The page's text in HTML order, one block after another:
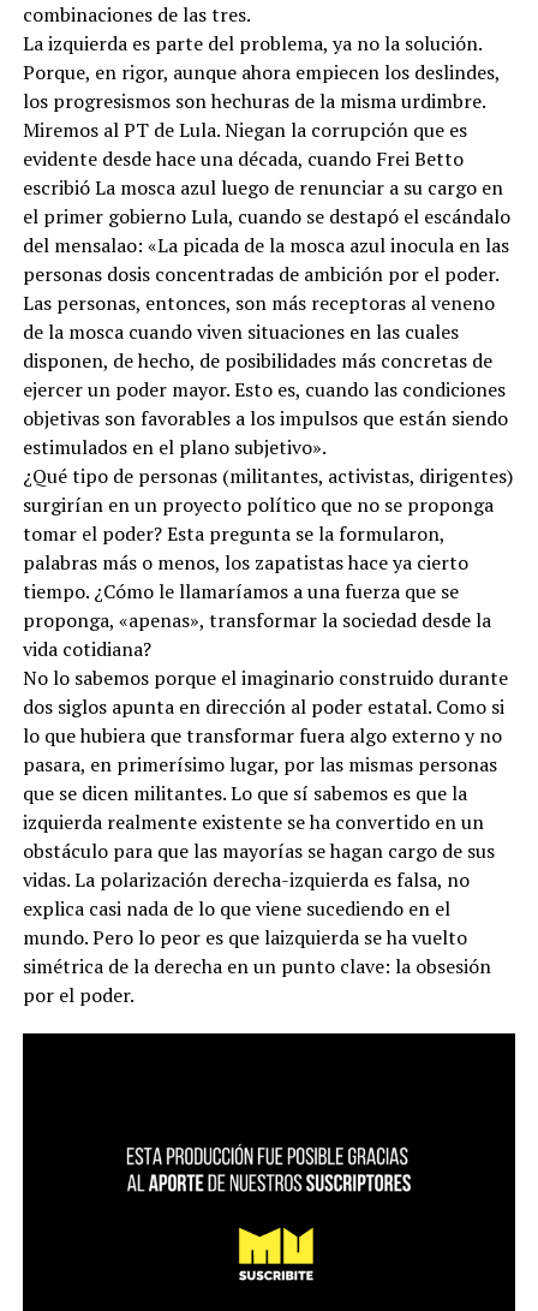
combinaciones de las tres.
La izquierda es parte del problema, ya no la solución.
Porque, en rigor, aunque ahora empiecen los deslindes,
los progresismos son hechuras de la misma urdimbre.
Miremos al PT de Lula. Niegan la corrupción que es
evidente desde hace una década, cuando Frei Betto
escribió La mosca azul luego de renunciar a su cargo en
el primer gobierno Lula, cuando se destapó el escándalo
del mensalao: «La picada de la mosca azul inocula en las
personas dosis concentradas de ambición por el poder.
Las personas, entonces, son más receptoras al veneno
de la mosca cuando viven situaciones en las cuales
disponen, de hecho, de posibilidades más concretas de
ejercer un poder mayor. Esto es, cuando las condiciones
objetivas son favorables a los impulsos que están siendo
estimulados en el plano subjetivo».
¿Qué tipo de personas (militantes, activistas, dirigentes)
surgirían en un proyecto político que no se proponga
tomar el poder? Esta pregunta se la formularon,
palabras más o menos, los zapatistas hace ya cierto
tiempo. ¿Cómo le llamaríamos a una fuerza que se
proponga, «apenas», transformar la sociedad desde la
vida cotidiana?
No lo sabemos porque el imaginario construido durante
dos siglos apunta en dirección al poder estatal. Como si
lo que hubiera que transformar fuera algo externo y no
pasara, en primerísimo lugar, por las mismas personas
que se dicen militantes. Lo que sí sabemos es que la
izquierda realmente existente se ha convertido en un
obstáculo para que las mayorías se hagan cargo de sus
vidas. La polarización derecha-izquierda es falsa, no
explica casi nada de lo que viene sucediendo en el
mundo. Pero lo peor es que laizquierda se ha vuelto
simétrica de la derecha en un punto clave: la obsesión
por el poder.